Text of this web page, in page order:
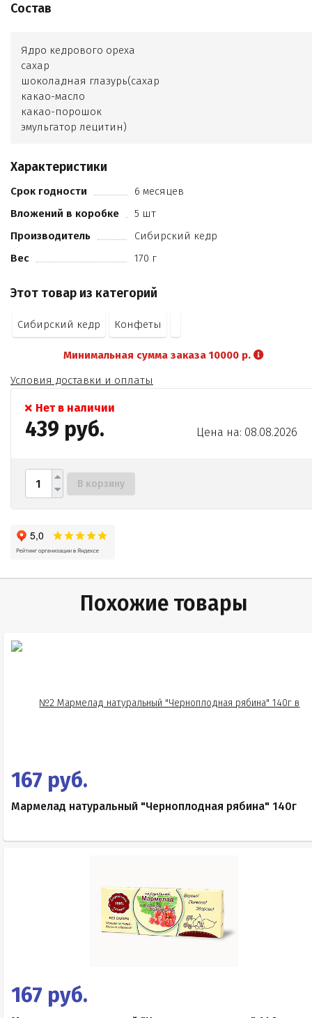
Состав
Ядро кедрового ореха
сахар
шоколадная глазурь(сахар
какао-масло
какао-порошок
эмульгатор лецитин)
ядро миндаля
молоко сухое обезжиренное
пастила облепиховая (пюре яблочное
ягоды облепихи)
лецитин (эмульгатор)
Характеристики
Срок годности
6 месяцев
Вложений в коробке
5 шт
Производитель
Сибирский кедр
Вес
170 г
Этот товар из категорий
Сибирский кедр Конфеты
Минимальная сумма заказа 10000 р.
Условия доставки и оплаты
Нет в наличии
439 руб. Цена на: 08.08.2026
В корзину
Похожие товары
167 руб.
Мармелад натуральный "Черноплодная рябина" 140г
167 руб.